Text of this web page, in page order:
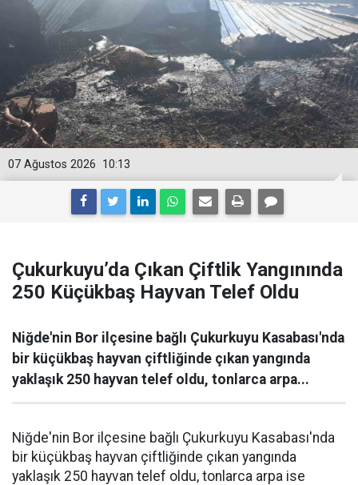
10:13
07 Ağustos 2026
Çukurkuyu’da Çıkan Çiftlik Yangınında
250 Küçükbaş Hayvan Telef Oldu
Niğde'nin Bor ilçesine bağlı Çukurkuyu Kasabası'nda
bir küçükbaş hayvan çiftliğinde çıkan yangında
yaklaşık 250 hayvan telef oldu, tonlarca arpa...
Niğde'nin Bor ilçesine bağlı Çukurkuyu Kasabası'nda
bir küçükbaş hayvan çiftliğinde çıkan yangında
yaklaşık 250 hayvan telef oldu, tonlarca arpa ise